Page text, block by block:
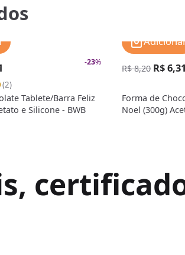
-23%
(2)
Tablete/Barra Feliz
e Silicone - BWB
R$ 8,20 R$ 6,31
Forma de
Noel (300g)